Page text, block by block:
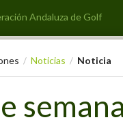
Andaluza de Golf
/ Noticias / Noticia
semana